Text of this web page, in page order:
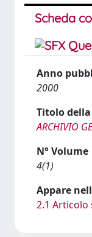
Scheda
Anno
2000
Titolo
ARCHIVIO
N° Volume
4(1)
Appare
2.1 Articolo